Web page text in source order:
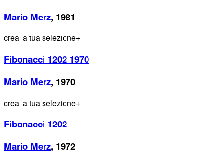
Mario Merz, 1981
crea la tua selezione+
Fibonacci 1202 1970
Mario Merz, 1970
crea la tua selezione+
Fibonacci 1202
Mario Merz, 1972